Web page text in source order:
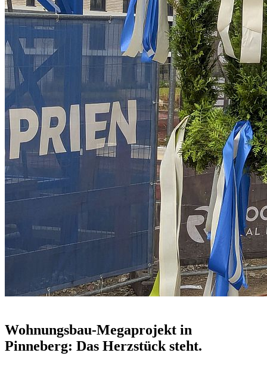
Wohnungsbau-Megaprojekt in
Pinneberg: Das Herzstück steht.